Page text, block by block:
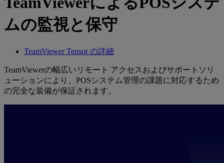
ムの監視と保守
TeamViewer Tensor の詳細
TeamViewerの幅広いリモート アクセスおよびサポートソリ
ューションにより、POSシステム管理の課題に対応するため
の完全な装備が保証されます。